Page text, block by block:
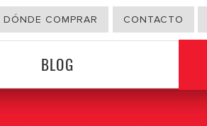
DÓNDE COMPRAR CONTACTO
BLOG